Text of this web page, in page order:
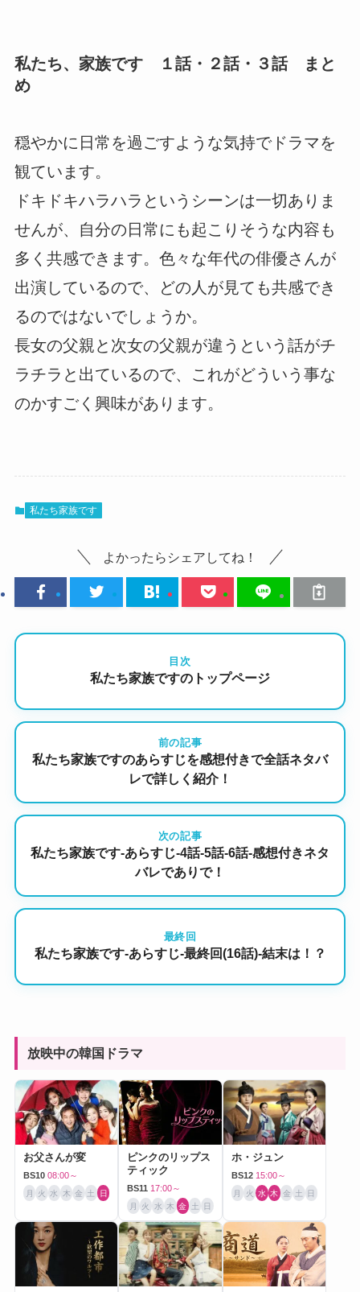
私たち、家族です １話・２話・３話 まと
め
穏やかに日常を過ごすような気持でドラマを
観ています。
ドキドキハラハラというシーンは一切ありま
せんが、自分の日常にも起こりそうな内容も
多く共感できます。色々な年代の俳優さんが
出演しているので、どの人が見ても共感でき
るのではないでしょうか。
長女の父親と次女の父親が違うという話がチ
ラチラと出ているので、これがどういう事な
のかすごく興味があります。
私たち家族です
よかったらシェアしてね！
目次
私たち家族ですのトップページ
前の記事
私たち家族ですのあらすじを感想付きで全話ネタバ
レで詳しく紹介！
次の記事
私たち家族です-あらすじ-4話-5話-6話-感想付きネタ
バレでありで！
最終回
私たち家族です-あらすじ-最終回(16話)-結末は！？
放映中の韓国ドラマ
お父さんが変
BS10 08:00～
月 火 水 木 金 土 日
ピンクのリップス
ティック
BS11 17:00～
月 火 水 木 金 土 日
ホ・ジュン
BS12 15:00～
月 火 水 木 金 土 日